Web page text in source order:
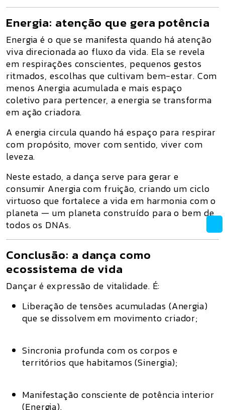
Energia: atenção que gera potência
Energia é o que se manifesta quando háatenção
viva direcionada ao fluxo da vida. Ela se revela
em respirações conscientes, pequenos gestos
ritmados, escolhas que cultivam bem-estar. Com
menos Anergia acumulada e mais espaço
coletivo para pertencer, a energia se transforma
em ação criadora.
A energia circula quando há espaço para respirar
com propósito, mover com sentido, viver com
leveza.
Neste estado, a dança serve para gerar e
consumir Anergia com fruição, criando um ciclo
virtuoso que fortalece a vida em harmonia com o
planeta —um planeta construído para o bem de
todos os DNAs.
Conclusão: a dança como
ecossistema de vida
Dançar é expressão de vitalidade. É:
Liberação de tensões acumuladas (Anergia)
que se dissolvem em movimento criador;
Sincronia profunda com os corpos e
territórios que habitamos (Sinergia);
Manifestação consciente de potência interior
(Energia).